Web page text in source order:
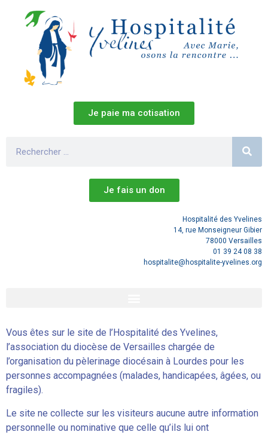
Je paie ma cotisation
Je fais un don
Hospitalité des Yvelines
14, rue Monseigneur Gibier
78000 Versailles
01 39 24 08 38
hospitalite@hospitalite-yvelines.org
Vous êtes sur le site de l’Hospitalité des Yvelines,
l’association du diocèse de Versailles chargée de
l’organisation du pèlerinage diocésain à Lourdes pour les
personnes accompagnées (malades, handicapées, âgées, ou
fragiles).
Le site ne collecte sur les visiteurs aucune autre information
personnelle ou nominative que celle qu’ils lui ont